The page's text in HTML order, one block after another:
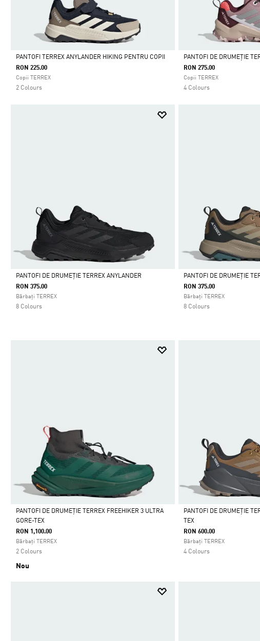
Da
PANTOFI TERREX ANYLANDER HIKING PENTRU COPII
RON 225.00
Copii TERREX
2 Colours
Da
PANTOFI DE DRUMEȚIE
RON 275.00
Copii TERREX
4 Colours
Da
PANTOFI DE DRUMEȚIE TERREX ANYLANDER
RON 375.00
Bărbați TERREX
8 Colours
Da
PANTOFI DE DRUMEȚIE
RON 375.00
Bărbați TERREX
8 Colours
Da
PANTOFI DE DRUMEȚIE TERREX FREEHIKER 3 ULTRA
GORE-TEX
RON 1,100.00
Bărbați TERREX
2 Colours
Nou
Da
PANTOFI DE DRUMEȚIE
TEX
RON 600.00
Bărbați TERREX
4 Colours